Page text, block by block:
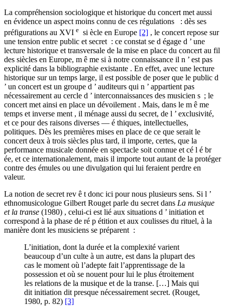
La compréhension sociologique et historique du concert met aussi
en évidence un aspect moins connu de ces régulations : dès ses
préfigurations au XVI e si ècle en Europe [2] , le concert repose sur
une tension entre public et secret : ce constat se d égage d ’ une
lecture historique et transversale de la mise en place du concert au fil
des siècles en Europe, m ê me si à notre connaissance il n ’ est pas
explicité dans la bibliographie existante . En effet, avec une lecture
historique sur un temps large, il est possible de poser que le public d
’ un concert est un groupe d ’ auditeurs qui n ’ appartient pas
nécessairement au cercle d ’ interconnaissances des musicien s ; le
concert met ainsi en place un dévoilement . Mais, dans le m ê me
temps et inverse ment , il ménage aussi du secret, de l ’ exclusivité,
et ce pour des raisons diverses — é thiques, intellectuelles,
politiques. Dès les premières mises en place de ce que serait le
concert deux à trois siècles plus tard, il importe, certes, que la
performance musicale donnée en spectacle soit connue et cé l é br
ée, et ce internationalement, mais il importe tout autant de la protéger
contre des émules ou une divulgation qui lui feraient perdre en
valeur.
La notion de secret rev ê t donc ici pour nous plusieurs sens. Si l ’
ethnomusicologue Gilbert Rouget parle du secret dans La musique
et la transe (1980) , celui-ci est lié aux situations d ’ initiation et
correspond à la phase de ré p étition et aux coulisses du rituel, à la
manière dont les musiciens se préparent :
L’initiation, dont la durée et la complexité varient
beaucoup d’un culte à un autre, est dans la plupart des
cas le moment où l’adepte fait l’apprentissage de la
possession et où se nouent pour lui le plus étroitement
les relations de la musique et de la transe. […] Mais qui
dit initiation dit presque nécessairement secret. (Rouget,
1980, p. 82) [3]